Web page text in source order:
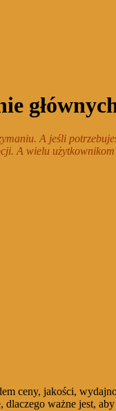
A jeśli
A wielu
ceny, jakości,
ważne jest,